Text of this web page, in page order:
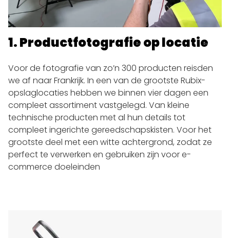
1. Productfotografie op locatie
Voor de fotografie van zo’n 300 producten reisden
we af naar Frankrijk. In een van de grootste Rubix-
opslaglocaties hebben we binnen vier dagen een
compleet assortiment vastgelegd. Van kleine
technische producten met al hun details tot
compleet ingerichte gereedschapskisten. Voor het
grootste deel met een witte achtergrond, zodat ze
perfect te verwerken en gebruiken zijn voor e-
commerce doeleinden